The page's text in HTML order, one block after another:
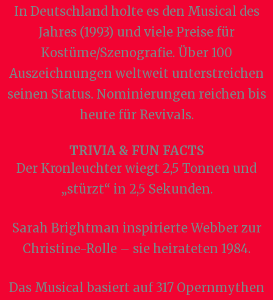
In Deutschland holte es den Musical des
Jahres (1993) und viele Preise für
Kostüme/Szenografie. Über 100
Auszeichnungen weltweit unterstreichen
seinen Status. Nominierungen reichen bis
heute für Revivals.
TRIVIA & FUN FACTS
Der Kronleuchter wiegt 2,5 Tonnen und
„stürzt“ in 2,5 Sekunden.
Sarah Brightman inspirierte Webber zur
Christine-Rolle – sie heirateten 1984.
Das Musical basiert auf 317 Opernmythen